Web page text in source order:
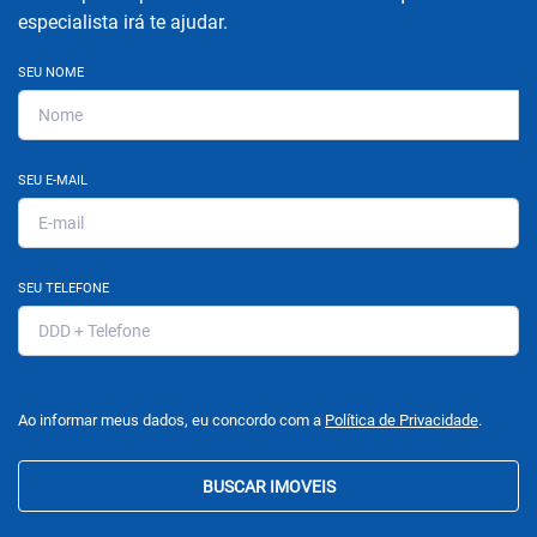
especialista irá te ajudar.
SEU NOME
SEU E-MAIL
SEU TELEFONE
Ao informar meus dados, eu concordo com a Política de Privacidade.
BUSCAR IMOVEIS